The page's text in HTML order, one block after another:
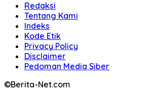
Redaksi
Tentang Kami
Indeks
Kode Etik
Privacy Policy
Disclaimer
Pedoman Media Siber
©Berita-Net.com